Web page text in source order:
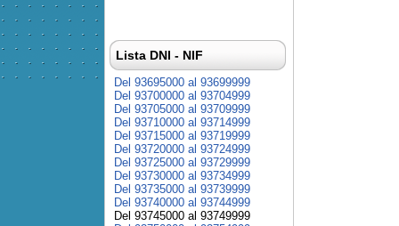
Lista DNI - NIF
Del 93695000 al 93699999
Del 93700000 al 93704999
Del 93705000 al 93709999
Del 93710000 al 93714999
Del 93715000 al 93719999
Del 93720000 al 93724999
Del 93725000 al 93729999
Del 93730000 al 93734999
Del 93735000 al 93739999
Del 93740000 al 93744999
Del 93745000 al 93749999